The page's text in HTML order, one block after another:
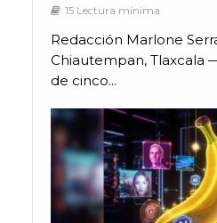
15 Lectura mínima
Redacción Marlone
Chiautempan, Tlaxcala
de cinco...